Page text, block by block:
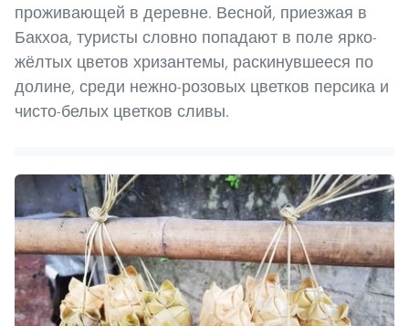
проживающей в деревне. Весной, приезжая в
Бакхоа, туристы словно попадают в поле ярко-
жёлтых цветов хризантемы, раскинувшееся по
долине, среди нежно-розовых цветков персика и
чисто-белых цветков сливы.